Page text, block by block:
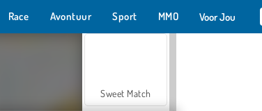
Race Avontuur Sport MMO Voor Jou
Sweet Match